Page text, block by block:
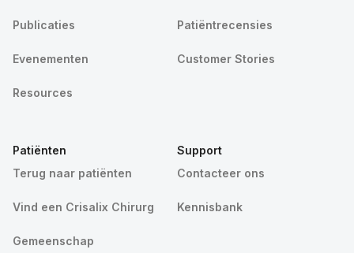
Publicaties
Evenementen
Resources
Patiëntrecensies
Customer Stories
Patiënten
Terug naar patiënten
Vind een Crisalix Chirurg
Gemeenschap
Support
Contacteer ons
Kennisbank